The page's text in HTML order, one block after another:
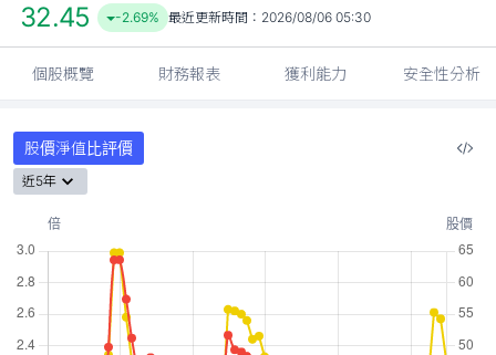
32.45 -2.69% 最近更新時間： 2026/08/06 05:30
個股概覽 財務報表 獲利能力 安全性分析
股價淨值比評價
近5年